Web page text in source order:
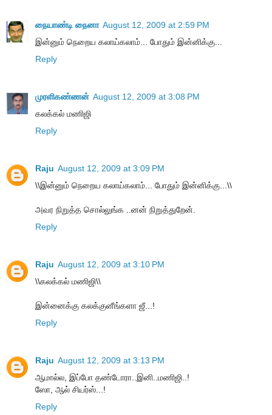
நையாண்டி நைனா August 12, 2009 at 2:59 PM
இன்னும் நெறைய கலாய்கலாம்... போதும் இன்னிக்கு...
Reply
முரளிகண்ணன் August 12, 2009 at 3:08 PM
கலக்கல் மணிஜி
Reply
Raju August 12, 2009 at 3:09 PM
\\இன்னும் நெறைய கலாய்கலாம்... போதும் இன்னிக்கு...\\
அவர நிறுத்த சொல்லுங்க ..னன் நிறுத்துறேன்.
Reply
Raju August 12, 2009 at 3:10 PM
\\கலக்கல் மணிஜி\\
இன்னைக்கு கலக்குனீங்களா ஜீ...!
Reply
Raju August 12, 2009 at 3:13 PM
ஆமால்ல, இப்போ தண்டோரா..இனி..மணிஜி..!
ஸோ, ஆல் சியர்ஸ்...!
Reply